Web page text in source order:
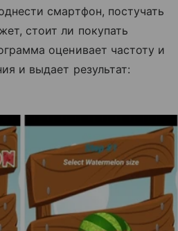
смартфон, постучать
стоит ли покупать
оценивает частоту и
и выдает результат: